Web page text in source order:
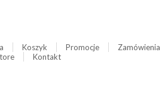
Koszyk Promocje Zamówienia
Kontakt